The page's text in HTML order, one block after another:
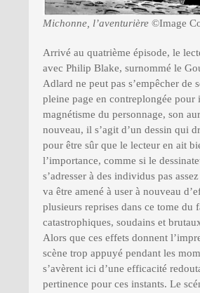
Michonne, l’aventurière ©Image
Arrivé au quatrième épisode, le
avec Philip Blake, surnommé le
Adlard ne peut pas s’empêcher de
pleine page en contreplongée pour
magnétisme du personnage, son
nouveau, il s’agit d’un dessin qui
pour être sûr que le lecteur en ait
l’importance, comme si le
s’adresser à des individus pas
va être amené à user à nouveau
plusieurs reprises dans ce tome du
catastrophiques, soudains et
Alors que ces effets donnent
scène trop appuyé pendant les
s’avèrent ici d’une efficacité
pertinence pour ces instants. Le